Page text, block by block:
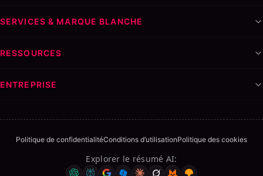
SERVICES & MARQUE BLANCHE
RESSOURCES
ENTREPRISE
Politique de confidentialitéConditions d’utilisationPolitique des cookies
Explorer le résumé AI: